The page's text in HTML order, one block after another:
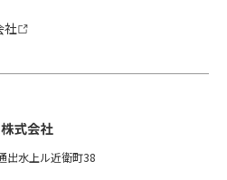
社
水上ル近衛町38